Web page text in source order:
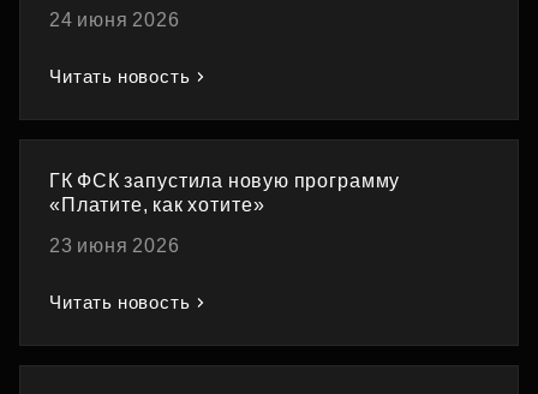
24 июня 2026
Читать новость
ГК ФСК запустила новую программу
«Платите, как хотите»
23 июня 2026
Читать новость